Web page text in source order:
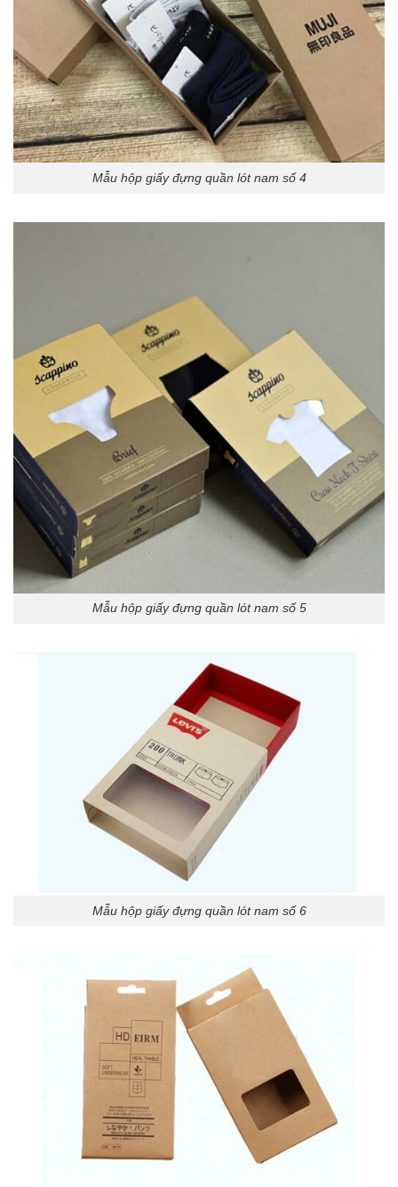
Mẫu hộp giấy đựng quần lót nam số 4
Mẫu hộp giấy đựng quần lót nam số 5
Mẫu hộp giấy đựng quần lót nam số 6